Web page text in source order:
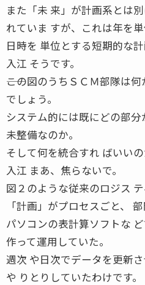
また「未 来」が計画系とは
れていま すが、これは年を
日時を 単位とする短期的な計
入江 そうです。
――この図のうちＳＣＭ部隊は
でしょう。
システム的には既にどの部
未整備なのか。
そして何を統合すれ ばいいの
入江 まあ、焦らないで。
図２のような従来のロジス
「計画」がプロセスごと、
パソコンの表計算ソフトな
作って運用していた。
週次 や日次でデータを更新
や りとりしていたわけです。